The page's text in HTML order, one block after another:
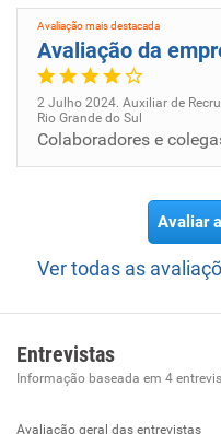
Avaliação mais destacada
Avaliação da
2 Julho 2024. Auxiliar de
Rio Grande do Sul
Avaliar
Ver todas as
Entrevistas
Informação baseada em 4
Avaliação geral das entrevistas